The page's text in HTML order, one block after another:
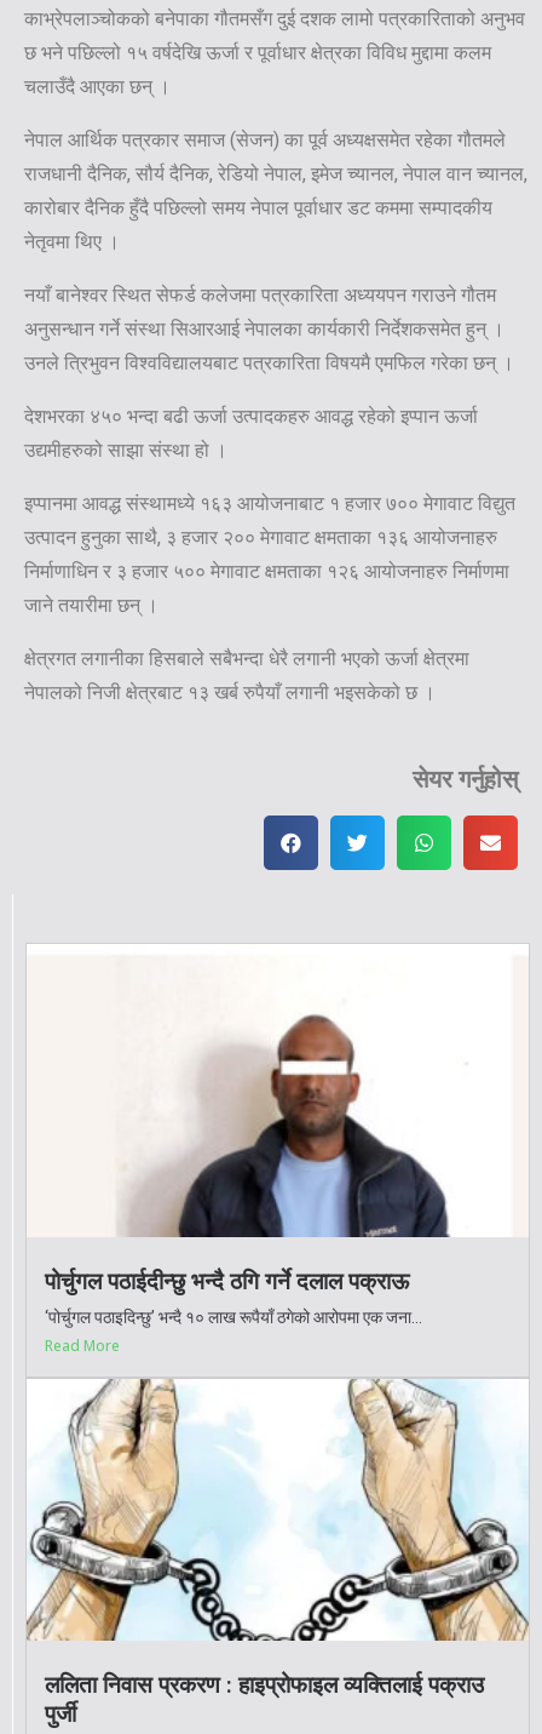
काभ्रेपलाञ्चोकको बनेपाका गौतमसँग दुई दशक लामो पत्रकारिताको अनुभव
छ भने पछिल्लो १५ वर्षदेखि ऊर्जा र पूर्वाधार क्षेत्रका विविध मुद्दामा कलम
चलाउँदै आएका छन् ।
नेपाल आर्थिक पत्रकार समाज (सेजन) का पूर्व अध्यक्षसमेत रहेका गौतमले
राजधानी दैनिक, सौर्य दैनिक, रेडियो नेपाल, इमेज च्यानल, नेपाल वान च्यानल,
कारोबार दैनिक हुँदै पछिल्लो समय नेपाल पूर्वाधार डट कममा सम्पादकीय
नेतृवमा थिए ।
नयाँ बानेश्वर स्थित सेफर्ड कलेजमा पत्रकारिता अध्ययपन गराउने गौतम
अनुसन्धान गर्ने संस्था सिआरआई नेपालका कार्यकारी निर्देशकसमेत हुन् ।
उनले त्रिभुवन विश्वविद्यालयबाट पत्रकारिता विषयमै एमफिल गरेका छन् ।
देशभरका ४५० भन्दा बढी ऊर्जा उत्पादकहरु आवद्ध रहेको इप्पान ऊर्जा
उद्यमीहरुको साझा संस्था हो ।
इप्पानमा आवद्ध संस्थामध्ये १६३ आयोजनाबाट १ हजार ७०० मेगावाट विद्युत
उत्पादन हुनुका साथै, ३ हजार २०० मेगावाट क्षमताका १३६ आयोजनाहरु
निर्माणाधिन र ३ हजार ५०० मेगावाट क्षमताका १२६ आयोजनाहरु निर्माणमा
जाने तयारीमा छन् ।
क्षेत्रगत लगानीका हिसबाले सबैभन्दा धेरै लगानी भएको ऊर्जा क्षेत्रमा
नेपालको निजी क्षेत्रबाट १३ खर्ब रुपैयाँ लगानी भइसकेको छ ।
सेयर गर्नुहोस्
पोर्चुगल पठाईदीन्छु भन्दै ठगि गर्ने दलाल पक्राऊ
‘पोर्चुगल पठाइदिन्छु’ भन्दै १० लाख रूपैयाँ ठगेको आरोपमा एक जना...
Read More
ललिता निवास प्रकरण : हाइप्रोफाइल व्यक्तिलाई पक्राउ
पुर्जी